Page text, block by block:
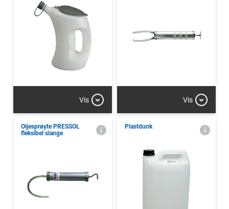
Vis Vis
Oljesprøyte PRESSOL
fleksibel slange
Plastdunk